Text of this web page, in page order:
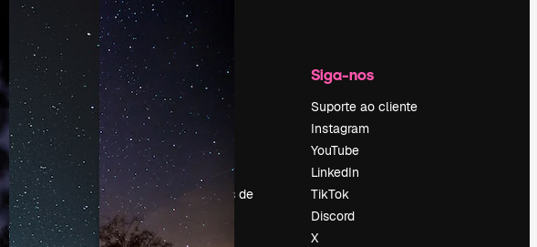
Começar
Academy
Documentação
Atendimento
Termos e
condições
Política de
privacidade
Empresa
Preços
Sobre nós
Reviews
Emprego
Tendências de
pesquisa
Blog
Siga-nos
Suporte ao cliente
Instagram
YouTube
LinkedIn
TikTok
Discord
X